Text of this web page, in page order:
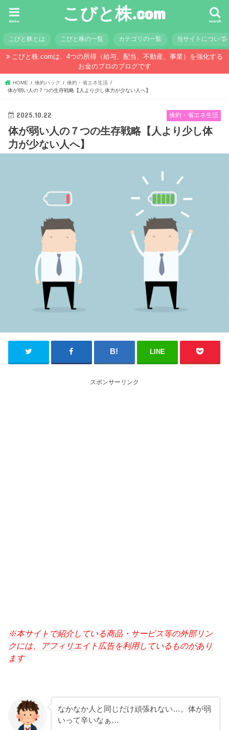
こびと株.com search
menu
こびと株とは こびと株の一覧 カテゴリの一覧 当サイトについて
こびと株.comは、4つの所得（給与、配当、不動産、事業）を強化する
お金のプロのブログです
HOME 倹約ハック
倹約・省エネ生活
体が弱い人の７つの生存戦略【人より少し体力が少ない人へ】
倹約・省エネ生活
2025.10.22
体が弱い人の７つの生存戦略【人より少し体
力が少ない人へ】
LINE
スポンサーリンク
※本サイトで紹介している商品・サービス等の外部リン
クには、アフィリエイト広告を利用しているものがあり
ます
なかなか人と同じだけ頑張れない…。体が弱
いって辛いなぁ…